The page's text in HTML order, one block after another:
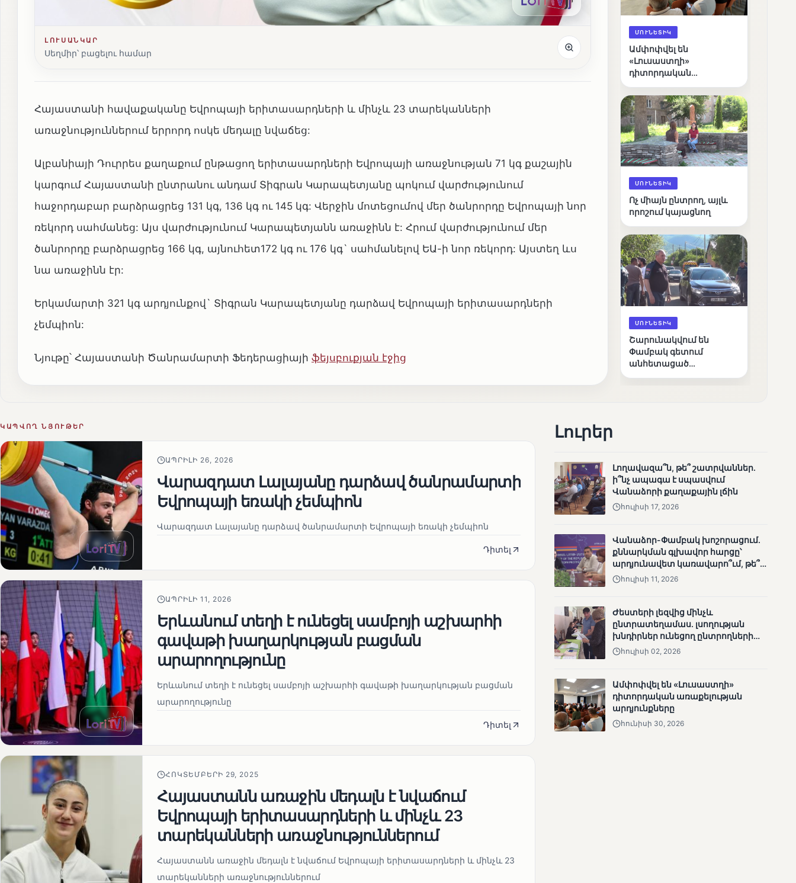
ԼՈՒՍԱՆԿԱՐ
Սեղմիր՝ բացելու համար
Հայաստանի հավաքականը Եվրոպայի երիտասարդների և մինչև 23 տարեկանների
առաջնություններում երրորդ ոսկե մեդալը նվաճեց:
Ալբանիայի Դուրրես քաղաքում ընթացող երիտասարդների Եվրոպայի առաջնության 71 կգ քաշային
կարգում Հայաստանի ընտրանու անդամ Տիգրան Կարապետյանը պոկում վարժությունում
հաջորդաբար բարձրացրեց 131 կգ, 136 կգ ու 145 կգ: Վերջին մոտեցումով մեր ծանրորդը Եվրոպայի նոր
ռեկորդ սահմանեց: Այս վարժությունում Կարապետյանն առաջինն է: Հրում վարժությունում մեր
ծանրորդը բարձրացրեց 166 կգ, այնուհետ172 կգ ու 176 կգ` սահմանելով ԵԱ-ի նոր ռեկորդ: Այստեղ ևս
նա առաջինն էր:
Երկամարտի 321 կգ արդյունքով` Տիգրան Կարապետյանը դարձավ Եվրոպայի երիտասարդների
չեմպիոն:
Նյութը՝ Հայաստանի Ծանրամարտի Ֆեդերացիայի ֆեյսբուքյան էջից
ՄՈՒՆԵՏԻԿ
Ամփոփվել են
«Լուսաստղի»
դիտորդական
արդյունքները
ՄՈՒՆԵՏԻԿ
Ոչ միայն ընտրող, այլև
որոշում կայացնող
ՄՈՒՆԵՏԻԿ
Շարունակվում են
Փամբակ գետում
անհետացած
ՄՈՒՆԵՏԻԿ
Մատչելի
ընտրություններ՝ դեռևս
դիտորդական
առաքելության
արդյունքները
ՄՈՒՆԵՏԻԿ
Մատչելի
ընտրություններ.
ԿԱՊՎՈՂ ՆՅՈՒԹԵՐ
ԱՊՐԻԼԻ 26, 2026
Վարազդատ Լալայանը դարձավ ծանրամարտի
Եվրոպայի եռակի չեմպիոն
Վարազդատ Լալայանը դարձավ ծանրամարտի Եվրոպայի եռակի չեմպիոն
Դիտել
ԱՊՐԻԼԻ 11, 2026
Երևանում տեղի է ունեցել սամբոյի աշխարհի
գավաթի խաղարկության բացման
արարողությունը
Երևանում տեղի է ունեցել սամբոյի աշխարհի գավաթի խաղարկության բացման
արարողությունը
Դիտել
ՀՈԿՏԵՄԲԵՐԻ 29, 2025
Հայաստանն առաջին մեդալն է նվաճում
Եվրոպայի երիտասարդների և մինչև 23
տարեկանների առաջնություններում
Հայաստանն առաջին մեդալն է նվաճում Եվրոպայի երիտասարդների և մինչև 23
տարեկանների առաջնություններում
Լուրեր
Լողավազա՞ն, թե՞ շատրվաններ.
ի՞նչ ապագա է սպասվում
Վանաձորի քաղաքային լճին
հուլիսի 17, 2026
Վանաձոր-Փամբակ խոշորացում.
քննարկման գլխավոր հարցը՝
արդյունավետ կառավարո՞ւմ, թե՞
քաղաքական նպատակ
հուլիսի 11, 2026
Ժեստերի լեզվից մինչև
ընտրատեղամաս. լսողության
խնդիրներ ունեցող ընտրողների
ճանապարհը
հուլիսի 02, 2026
Ամփոփվել են «Լուսաստղի»
դիտորդական առաքելության
արդյունքները
հունիսի 30, 2026